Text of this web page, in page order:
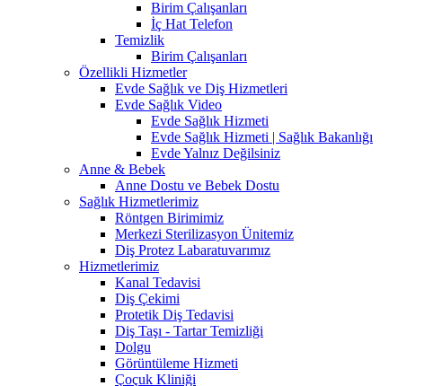
Birim Çalışanları
İç Hat Telefon
Temizlik
Birim Çalışanları
Özellikli Hizmetler
Evde Sağlık ve Diş Hizmetleri
Evde Sağlık Video
Evde Sağlık Hizmeti
Evde Sağlık Hizmeti | Sağlık Bakanlığı
Evde Yalnız Değilsiniz
Anne & Bebek
Anne Dostu ve Bebek Dostu
Sağlık Hizmetlerimiz
Röntgen Birimimiz
Merkezi Sterilizasyon Ünitemiz
Diş Protez Labaratuvarımız
Hizmetlerimiz
Kanal Tedavisi
Diş Çekimi
Protetik Diş Tedavisi
Diş Taşı - Tartar Temizliği
Dolgu
Görüntüleme Hizmeti
Çoçuk Kliniği